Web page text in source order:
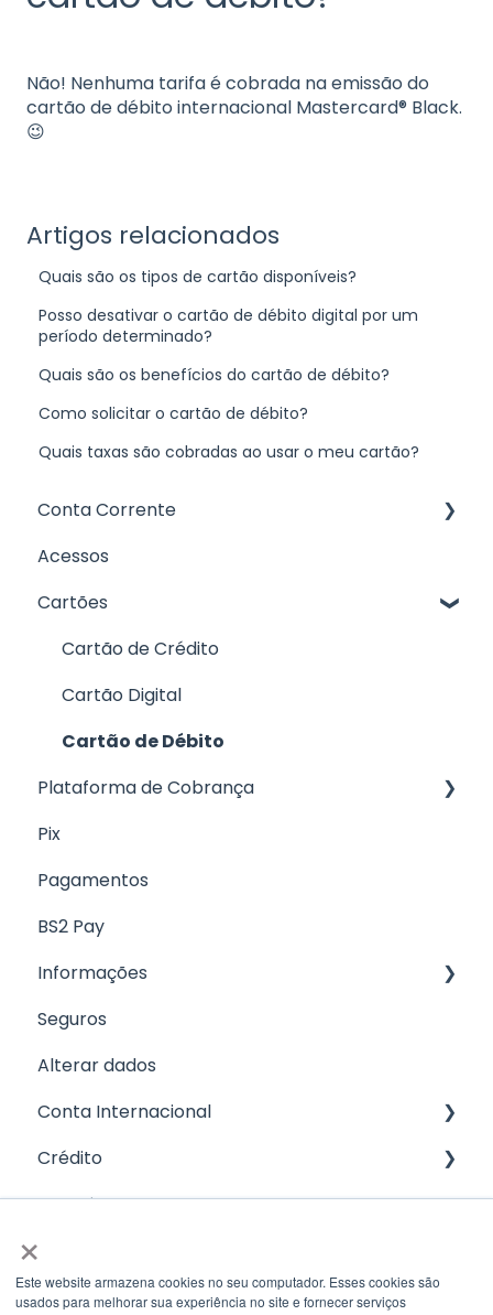
×
Este website armazena cookies no seu computador. Esses cookies são
usados ​​para melhorar sua experiência no site e fornecer serviços
Não! Nenhuma tarifa é cobrada na emissão do
cartão de débito internacional Mastercard® Black.
😉
Artigos relacionados
Quais são os tipos de cartão disponíveis?
Posso desativar o cartão de débito digital por um
período determinado?
Quais são os benefícios do cartão de débito?
Como solicitar o cartão de débito?
Quais taxas são cobradas ao usar o meu cartão?
Conta Corrente
Abertura de conta
Informações sobre a conta
Acessos
Cartões
Cartão de Crédito
Cartão Digital
Cartão de Débito
Plataforma de Cobrança
CNAB 400
Pix
Pagamentos
BS2 Pay
Informações
Fale com a gente
Seguros
Alterar dados
Conta Internacional
Cartão
Recebimento de ordem / Swift
Tarifas
Crédito
FGI
Pronampe
Investimentos